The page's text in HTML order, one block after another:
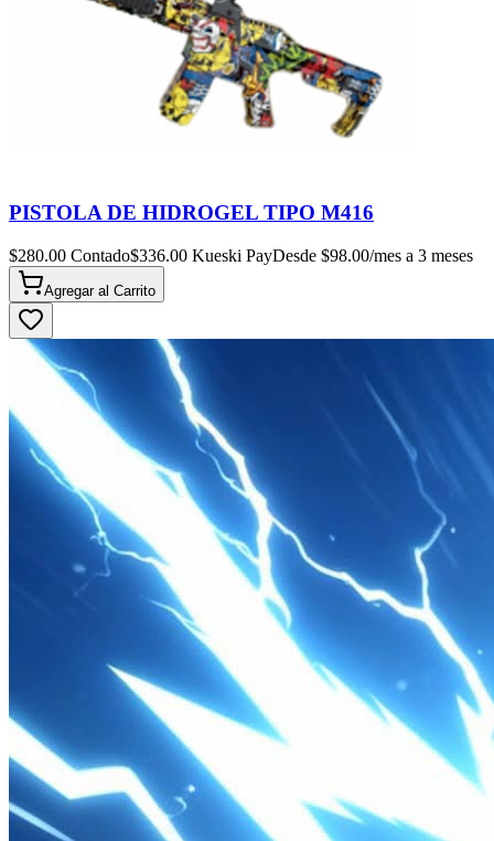
PISTOLA DE HIDROGEL TIPO M416
$280.00 Contado$336.00 Kueski PayDesde $98.00/mes a 3 meses
Agregar al Carrito